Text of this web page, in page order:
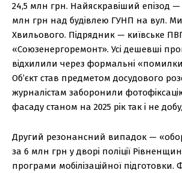
24,5 млн грн. Найяскравіший епізод
млн грн над будівлею ГУНП на вул.
Хвильового. Підрядник — київське
«Союзенергоремонт». Усі дешевші
відхилили через формальні
Об’єкт став предметом досудового
журналістам заборонили
фасаду станом на 2025 рік так і не
Другий резонансний випадок —
за 6 млн грн у дворі поліції
програми мобілізаційної